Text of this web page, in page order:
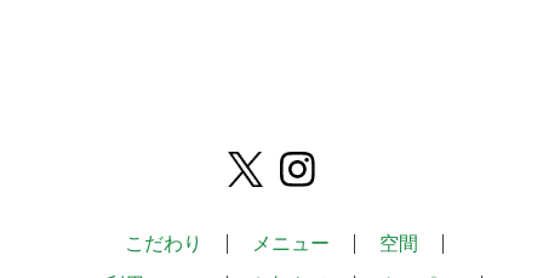
こだわり メニュー
空間